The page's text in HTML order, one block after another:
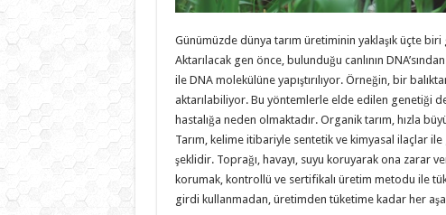
Günümüzde dünya tarım üretiminin yaklaşık üçte
Aktarılacak gen önce, bulunduğu canlının
ile DNA molekülüne yapıştırılıyor. Örneğin, bir
aktarılabiliyor. Bu yöntemlerle elde edilen genetiği
hastalığa neden olmaktadır. Organik tarım, hızla
Tarım, kelime itibariyle sentetik ve kimyasal ilaçlar
şeklidir. Toprağı, havayı, suyu koruyarak ona zarar
korumak, kontrollü ve sertifikalı üretim metodu ile
girdi kullanmadan, üretimden tüketime kadar her